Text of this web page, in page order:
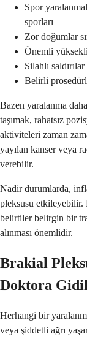
Spor
sporları
Zor doğumlar
Önemli
Silahlı
Belirli
Bazen yaralanma
taşımak, rahatsız
aktiviteleri zaman
yayılan kanser veya
verebilir.
Nadir durumlarda,
pleksusu etkileyebilir.
belirtiler belirgin bir
alınması önemlidir.
Brakial
Doktora
Herhangi bir
veya şiddetli ağrı